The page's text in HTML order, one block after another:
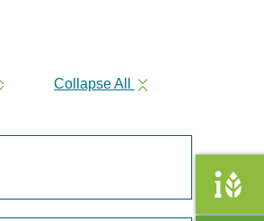
Collapse All